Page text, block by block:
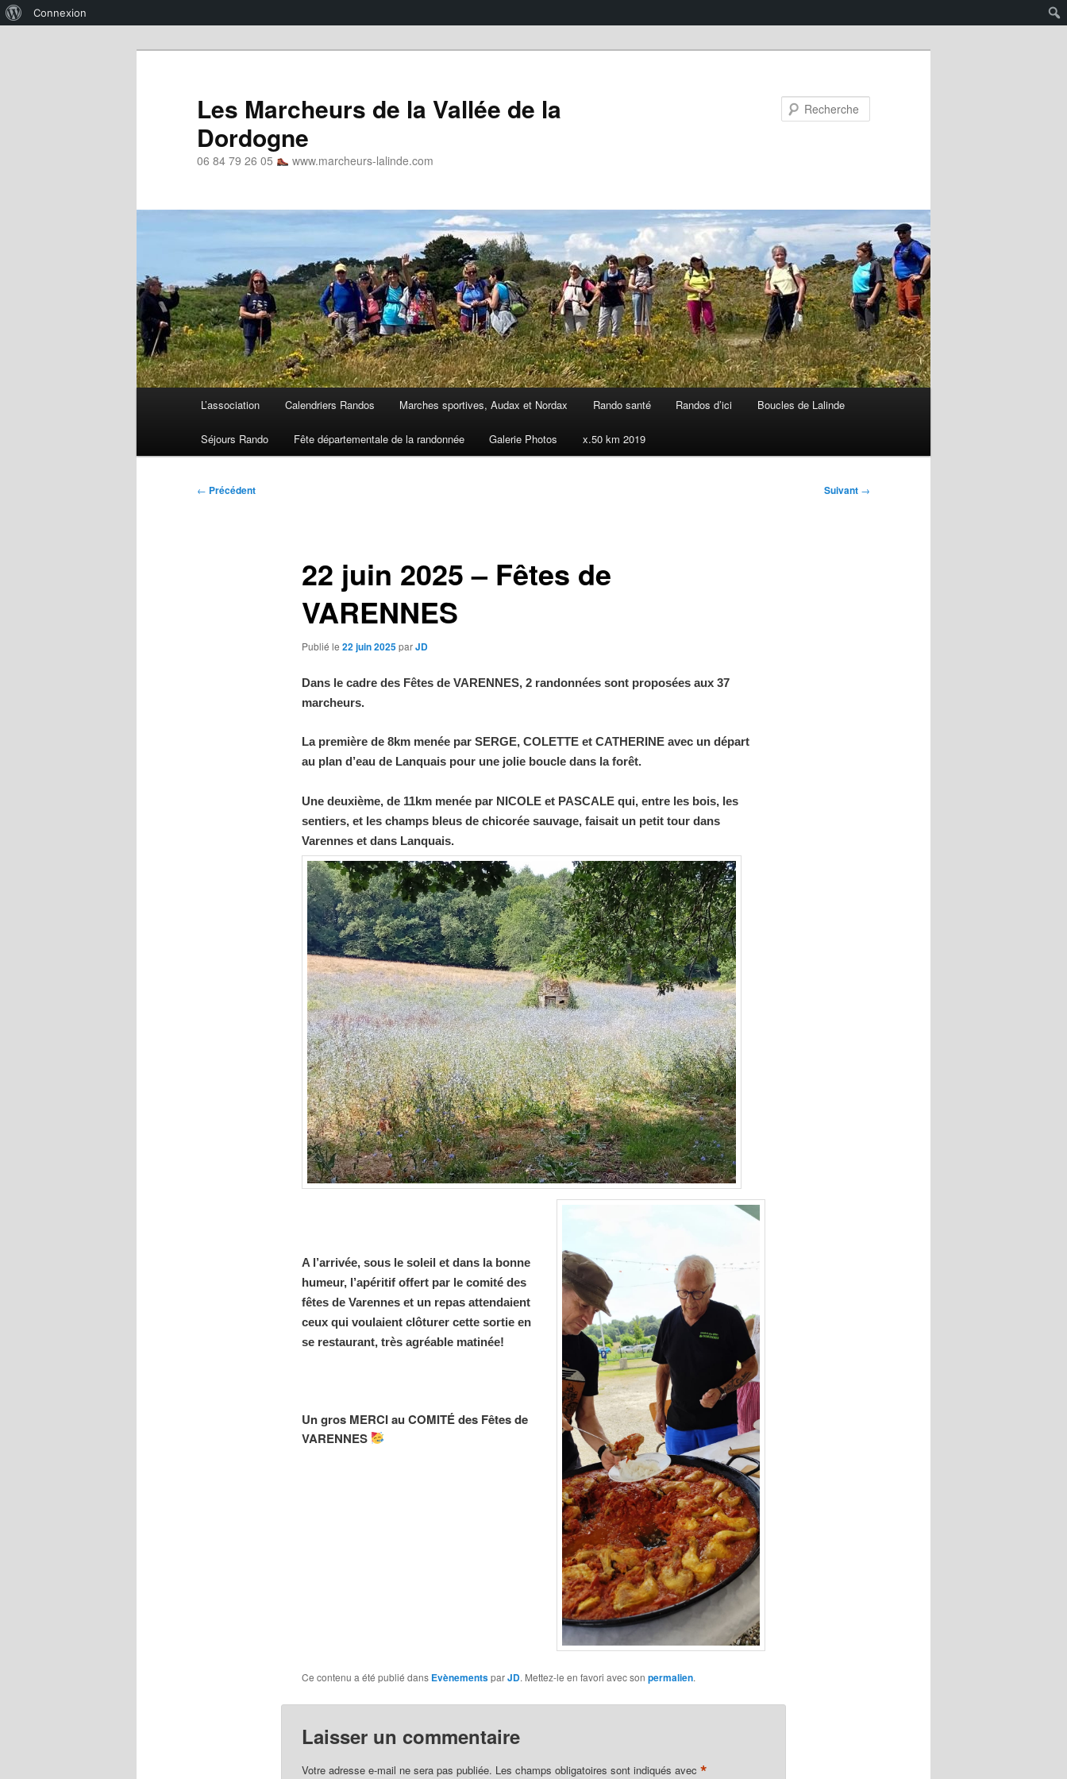
Connexion
Les Marcheurs de la Vallée de la
Dordogne
06 84 79 26 05 www.marcheurs-lalinde.com
L’association Calendriers Randos Marches sportives, Audax et Nordax Rando santé Randos d’ici Boucles de Lalinde
Séjours Rando Fête départementale de la randonnée Galerie Photos x.50 km 2019
Navigation
← Précédent Suivant →
22 juin 2025 – Fêtes de
VARENNES
Publié le 22 juin 2025parJD
Dans le cadre des Fêtes de VARENNES, 2 randonnées sont proposées aux 37
marcheurs.
La première de 8km menée par SERGE, COLETTE et CATHERINE avec un départ
au plan d’eau de Lanquais pour une jolie boucle dans la forêt.
Une deuxième, de 11km menée par NICOLE et PASCALE qui, entre les bois, les
sentiers, et les champs bleus de chicorée sauvage, faisait un petit tour dans
Varennes et dans Lanquais.
A l’arrivée, sous le soleil et dans la bonne
humeur, l’apéritif offert par le comité des
fêtes de Varennes et un repas attendaient
ceux qui voulaient clôturer cette sortie en
se restaurant, très agréable matinée!
Un gros MERCI au COMITÉ des Fêtes de
VARENNES
Ce contenu a été publié dans EvènementsparJD. Mettez-le en favori avec son permalien.
Laisser un commentaire
Votre adresse e-mail ne sera pas publiée. Les champs obligatoires sont indiqués avec *